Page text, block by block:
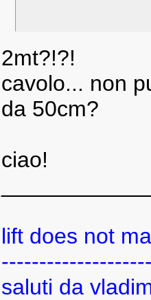
2mt?!?!
cavolo... non
da 50cm?
ciao!
lift does not
saluti da